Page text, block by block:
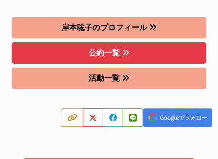
岸本聡子のプロフィール
公約一覧
活動一覧